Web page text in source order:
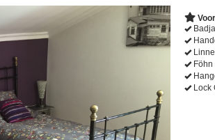
Next
Föhn
Lock